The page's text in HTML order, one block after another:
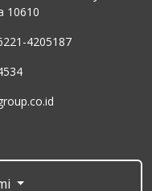
10610
4205187